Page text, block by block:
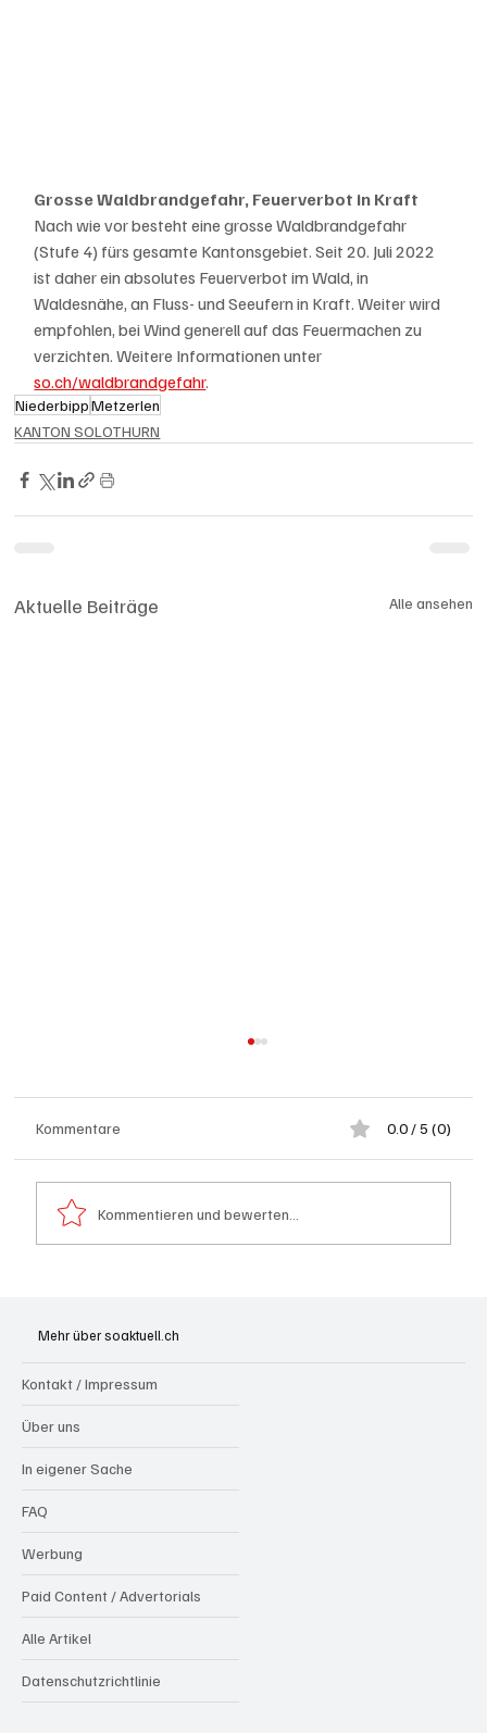
Grosse Waldbrandgefahr, Feuerverbot in Kraft
Nach wie vor besteht eine grosse Waldbrandgefahr
(Stufe 4) fürs gesamte Kantonsgebiet. Seit 20. Juli 2022
ist daher ein absolutes Feuerverbot im Wald, in
Waldesnähe, an Fluss- und Seeufern in Kraft. Weiter wird
empfohlen, bei Wind generell auf das Feuermachen zu
verzichten. Weitere Informationen unter
so.ch/waldbrandgefahr.
Niederbipp Metzerlen
KANTON SOLOTHURN
Aktuelle Beiträge Alle ansehen
Kommentare 0.0 / 5 (0)
Kommentieren und bewerten...
Mehr über soaktuell.ch
Kontakt / Impressum
Über uns
In eigener Sache
FAQ
Werbung
Paid Content / Advertorials
Alle Artikel
Datenschutzrichtlinie